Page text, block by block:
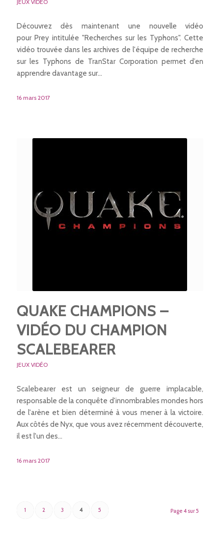
JEUX VIDÉO
Découvrez dès maintenant une nouvelle vidéo
pour Prey intitulée "Recherches sur les Typhons". Cette
vidéo trouvée dans les archives de l'équipe de recherche
sur les Typhons de TranStar Corporation permet d’en
apprendre davantage sur…
16 mars 2017
QUAKE CHAMPIONS –
VIDÉO DU CHAMPION
SCALEBEARER
JEUX VIDÉO
Scalebearer est un seigneur de guerre implacable,
responsable de la conquête d'innombrables mondes hors
de l'arène et bien déterminé à vous mener à la victoire.
Aux côtés de Nyx, que vous avez récemment découverte,
il est l'un des…
16 mars 2017
Page 4 sur 5
1 2 3 4 5